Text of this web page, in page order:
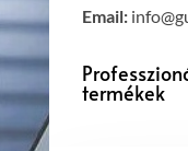
Email:
termékek